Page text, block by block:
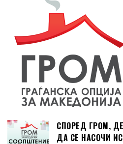
СПОРЕД ГРОМ,
ДА СЕ НАСОЧИ